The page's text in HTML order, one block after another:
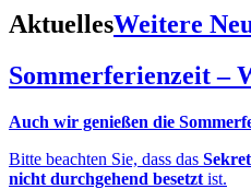
AktuellesWeitere
Sommerferienzeit –
Auch wir genießen die
Bitte beachten Sie, dass das
nicht durchgehend besetzt ist.